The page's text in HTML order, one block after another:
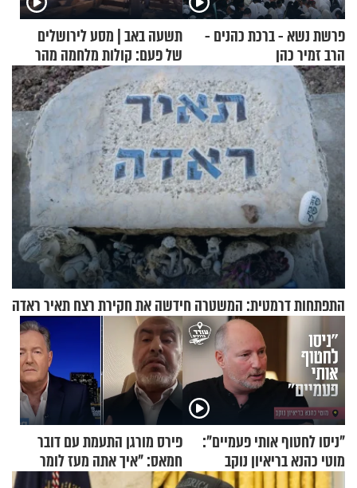
פרשת נשא - ברכת כהנים -
הרב זמיר כהן
תשעה באב | מסע לירושלים
של פעם: קולות מלחמה מהר
הזיתים
התפתחות דרמטית: המשטרה חידשה את חקירת רצח תאיר ראדה
"ניסו לחטוף אותי פעמיים":
מוטי כהנא בריאיון נוקב
פירס מורגן התעמת עם דובר
חמאס: "איך אתה מעז לומר
שלא ביצעתם פשעי מלחמה?!"